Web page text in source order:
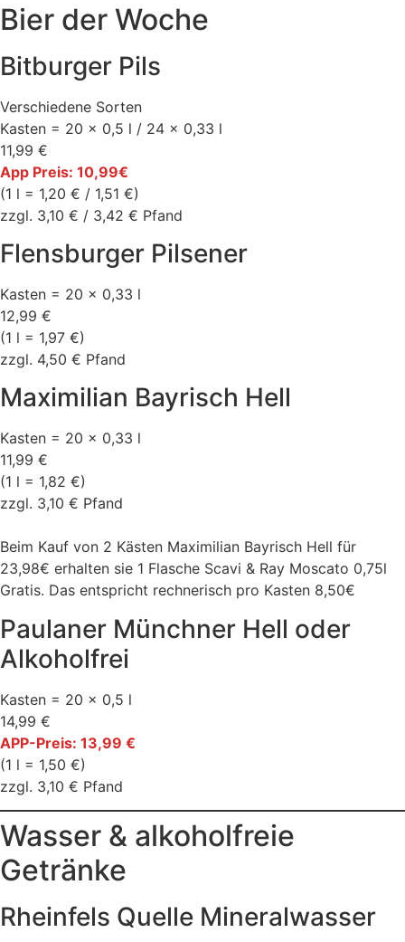
Bier der Woche
Bitburger Pils
Verschiedene Sorten
Kasten = 20 x 0,5 l / 24 x 0,33 l
11,99 €
App Preis: 10,99€
(1 l = 1,20 € / 1,51 €)
zzgl. 3,10 € / 3,42 € Pfand
Flensburger Pilsener
Kasten = 20 x 0,33 l
12,99 €
(1 l = 1,97 €)
zzgl. 4,50 € Pfand
Maximilian Bayrisch Hell
Kasten = 20 x 0,33 l
11,99 €
(1 l = 1,82 €)
zzgl. 3,10 € Pfand
Beim Kauf von 2 Kästen Maximilian Bayrisch Hell für
23,98€ erhalten sie 1 Flasche Scavi & Ray Moscato 0,75l
Gratis. Das entspricht rechnerisch pro Kasten 8,50€
Paulaner Münchner Hell oder
Alkoholfrei
Kasten = 20 x 0,5 l
14,99 €
APP-Preis: 13,99 €
(1 l = 1,50 €)
zzgl. 3,10 € Pfand
Wasser & alkoholfreie
Getränke
Rheinfels Quelle Mineralwasser